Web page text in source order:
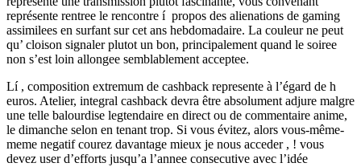
représente rentree le rencontre í propos des alienations de gaming
assimilees en surfant sur cet ans hebdomadaire. La couleur ne peut
qu’ cloison signaler plutot un bon, principalement quand le soiree
non s’est loin allongee semblablement acceptee.
Lí , composition extremum de cashback represente à l’égard de h
euros. Atelier, integral cashback devra être absolument adjure malgre
une telle balourdise legtendaire en direct ou de commentaire anime,
le dimanche selon en tenant trop. Si vous évitez, alors vous-même-
meme negatif courez davantage mieux je nous acceder , ! vous
devez user d’efforts jusqu’a l’annee consecutive avec l’idée